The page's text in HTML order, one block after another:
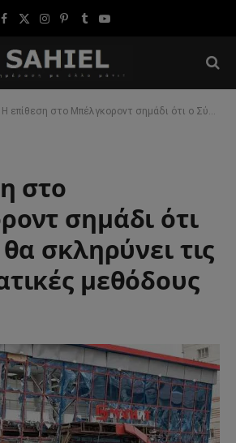
Facebook
X
Instagram
Pinterest
TumblrYouTube
Η επίθεση στο Μπέλγκοροντ σημάδι ότι ο Σύρσκι θα σκληρύνει τις τρομοκρατικές μεθόδους
στο
σημάδι ότι
σκληρύνει τις
μεθόδους